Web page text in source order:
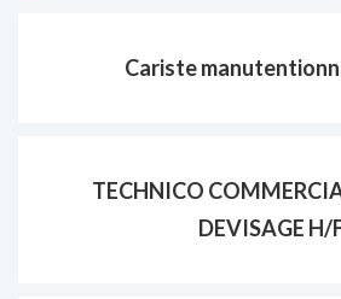
Cariste
TECHNICO
DEVISAGE H/